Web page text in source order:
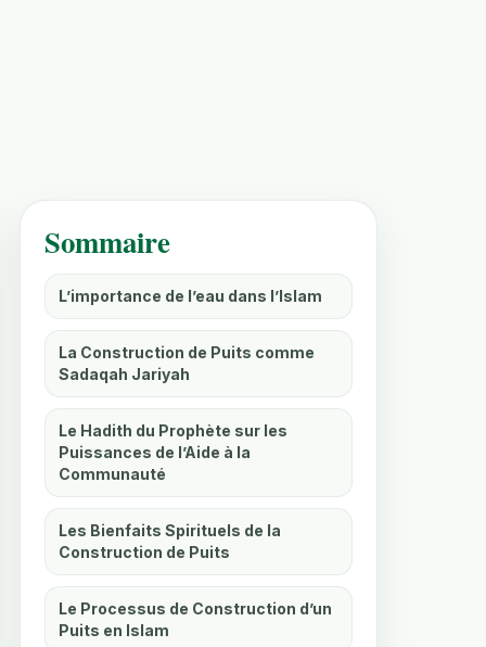
Sommaire
L’importance de l’eau dans l’Islam
La Construction de Puits comme
Sadaqah Jariyah
Le Hadith du Prophète sur les
Puissances de l’Aide à la
Communauté
Les Bienfaits Spirituels de la
Construction de Puits
Le Processus de Construction d’un
Puits en Islam